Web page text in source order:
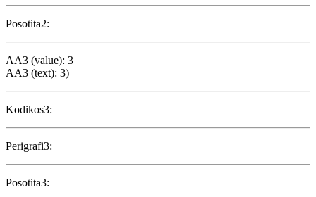
Posotita2:
AA3 (value): 3
AA3 (text): 3)
Kodikos3:
Perigrafi3:
Posotita3: